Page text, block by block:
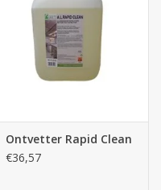
Ontvetter Rapid Clean
€36,57